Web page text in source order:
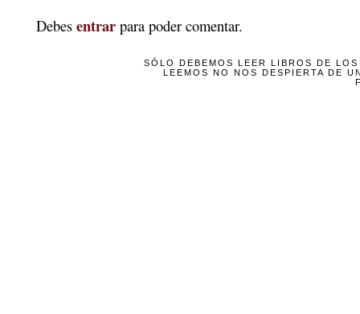
Debes entrar para poder comentar.
SÓLO DEBEMOS LEER LIBROS DE
LEEMOS NO NOS DESPIERTA DE